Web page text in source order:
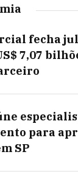
fecha
7,07
para
SP